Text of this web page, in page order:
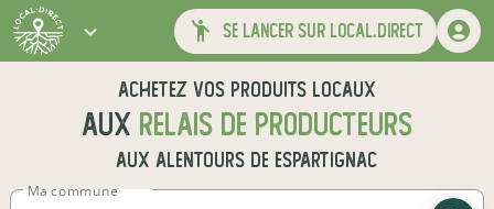
se lancer sur local.direct
Achetez vos produits locaux
aux relais de producteurs
aux alentours de Espartignac
Ma commune